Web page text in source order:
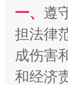
一、 遵
担法律
成伤害
和经济